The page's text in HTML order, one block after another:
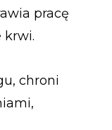
pracę
krwi.
chroni